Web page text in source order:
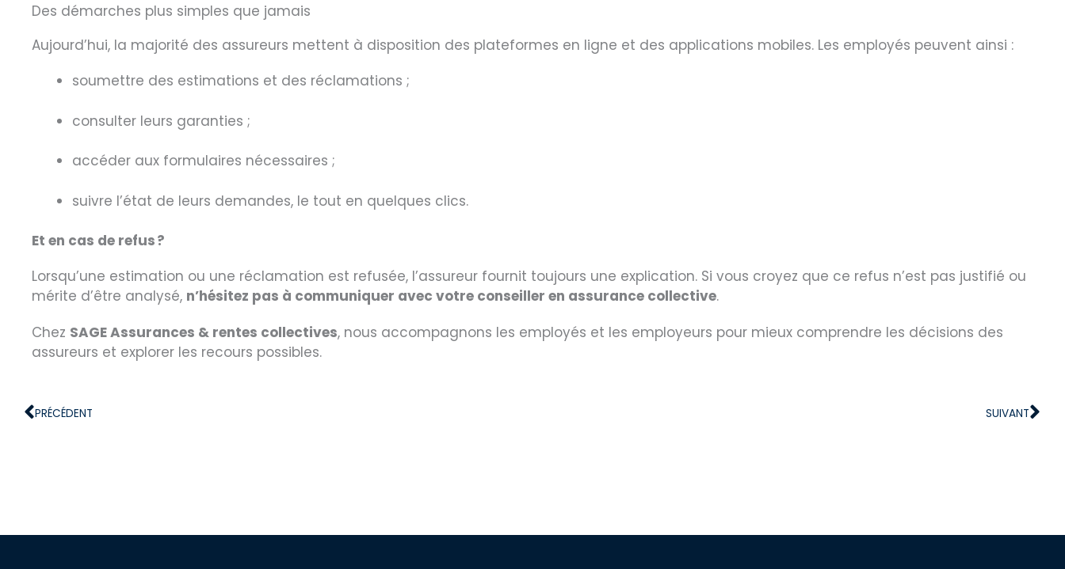
Des démarches plus simples que jamais
Aujourd’hui, la majorité des assureurs mettent à disposition des plateformes en ligne et des applications mobiles. Les employés peuvent ainsi :
soumettre des estimations et des réclamations ;
consulter leurs garanties ;
accéder aux formulaires nécessaires ;
suivre l’état de leurs demandes, le tout en quelques clics.
Et en cas de refus ?
Lorsqu’une estimation ou une réclamation est refusée, l’assureur fournit toujours une explication. Si vous croyez que ce refus n’est pas justifié ou
mérite d’être analysé, n’hésitez pas à communiquer avec votre conseiller en assurance collective.
Chez SAGE Assurances & rentes collectives, nous accompagnons les employés et les employeurs pour mieux comprendre les décisions des
assureurs et explorer les recours possibles.
Précédent
PRÉCÉDENT SUIVANT